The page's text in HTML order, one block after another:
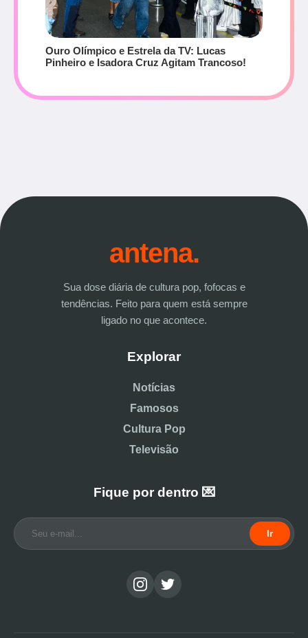
Ouro Olímpico e Estrela da TV: Lucas
Pinheiro e Isadora Cruz Agitam Trancoso!
antena.
Sua dose diária de cultura pop, fofocas e
tendências. Feito para quem está sempre
ligado no que acontece.
Explorar
Notícias
Famosos
Cultura Pop
Televisão
Fique por dentro 💌
Ir